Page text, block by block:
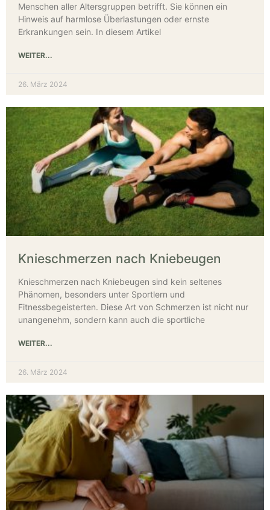
Menschen aller Altersgruppen betrifft. Sie können ein
Hinweis auf harmlose Überlastungen oder ernste
Erkrankungen sein. In diesem Artikel
WEITER...
26. März 2024
Knieschmerzen nach Kniebeugen
Knieschmerzen nach Kniebeugen sind kein seltenes
Phänomen, besonders unter Sportlern und
Fitnessbegeisterten. Diese Art von Schmerzen ist nicht nur
unangenehm, sondern kann auch die sportliche
WEITER...
26. März 2024